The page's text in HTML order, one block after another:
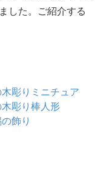
した。ご紹介する
彫りミニチュア
彫り棒人形
飾り